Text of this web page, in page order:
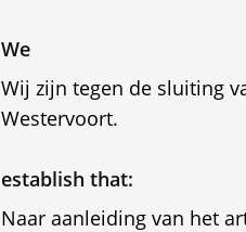
We
Wij zijn tegen de sluiting
Westervoort.
establish that:
Naar aanleiding van het